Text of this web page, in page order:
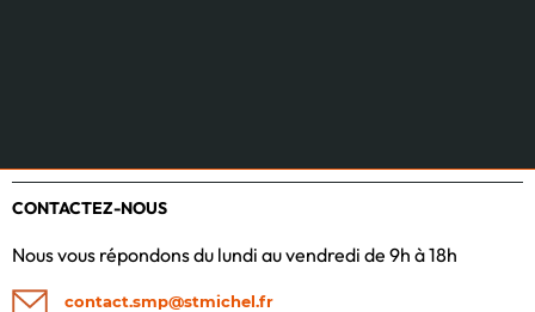
CONTACTEZ-NOUS
Nous vous répondons du lundi au vendredi de 9h à 18h
contact.smp@stmichel.fr